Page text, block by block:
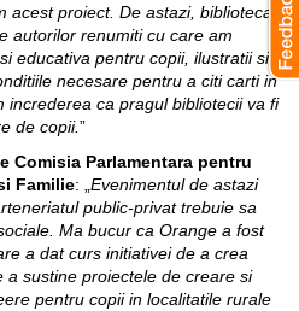
acest proiect. De astazi, biblioteca
autorilor renumiti cu care am
educativa pentru copii, ilustratii si
necesare pentru a citi carti in
increderea ca pragul bibliotecii va fi
de copii.”
Comisia Parlamentara pentru
Familie: „ Evenimentul de astazi
public-privat trebuie sa
Ma bucur ca Orange a fost
a dat curs initiativei de a crea
sustine proiectele de creare si
pentru copii in localitatile rurale